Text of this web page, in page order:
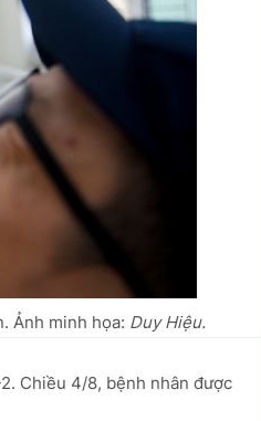
Ảnh minh họa: Duy Hiệu.
Chiều 4/8, bệnh nhân được